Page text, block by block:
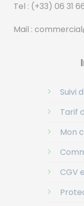
Tel : (+33) 06 31 66
Mail :
Suivi
Tarif
Mon
CGV